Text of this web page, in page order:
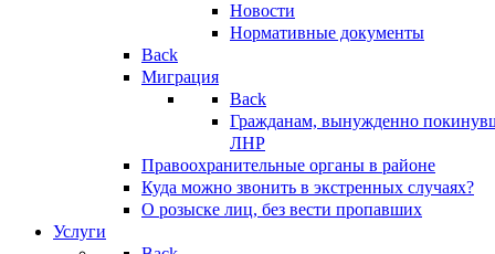
Новости
Нормативные документы
Back
Миграция
Back
Гражданам, вынужденно
ЛНР
Правоохранительные органы в районе
Куда можно звонить в экстренных случаях?
О розыске лиц, без вести пропавших
Услуги